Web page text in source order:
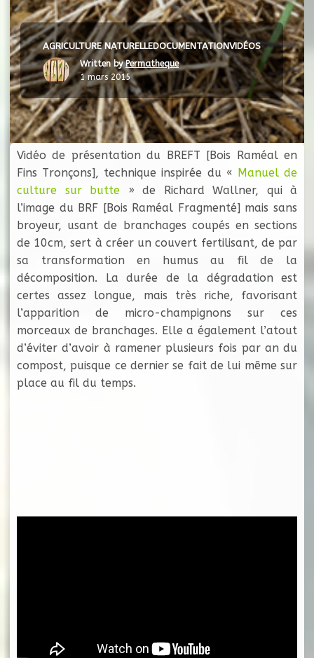
AGRICULTURE NATURELLEDOCUMENTATIONVIDÉOS
Written byPermatheque
1 mars 2015
Vidéo de présentation du BREFT [Bois Raméal en
Fins Tronçons], technique inspirée du « Manuel de
culture sur butte » de Richard Wallner, qui à
l’image du BRF [Bois Raméal Fragmenté] mais sans
broyeur, usant de branchages coupés en sections
de 10cm, sert à créer un couvert fertilisant, de par
sa transformation en humus au fil de la
décomposition. La durée de la dégradation est
certes assez longue, mais très riche, favorisant
l’apparition de micro-champignons sur ces
morceaux de branchages. Elle a également l’atout
d’éviter d’avoir à ramener plusieurs fois par an du
compost, puisque ce dernier se fait de lui même sur
place au fil du temps.